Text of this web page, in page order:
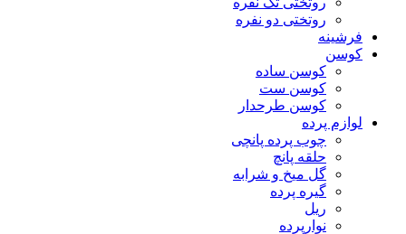
روتختی دو نفره
فرشینه
کوسن
کوسن ساده
کوسن ست
کوسن طرحدار
لوازم پرده
چوب پرده پانچی
حلقه پانچ
گل میخ و شرابه
گیره پرده
ریل
نوارپرده